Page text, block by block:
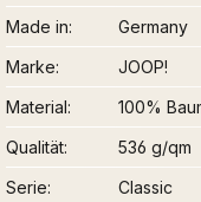
Made in
Germany
Marke
JOOP!
Material
100%
Qualität
536 g/qm
Serie
Classic